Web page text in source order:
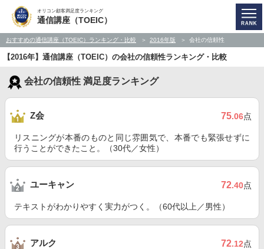
オリコン顧客満足度ランキング
通信講座（TOEIC）
おすすめの通信講座（TOEIC）ランキング・比較 2016年版 会社の信頼性
【2016年】通信講座（TOEIC）の会社の信頼性ランキング・比較
会社の信頼性 満足度ランキング
Z会 75.06点
リスニングが本番のものと同じ雰囲気で、本番でも緊張せずに
行うことができたこと。（30代／女性）
ユーキャン 72.40点
テキストがわかりやすく実力がつく。（60代以上／男性）
アルク 72.12点